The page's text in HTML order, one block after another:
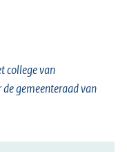
college van
gemeenteraad van